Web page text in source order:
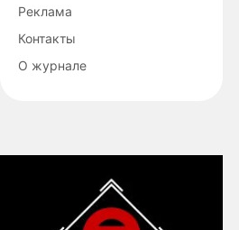
Реклама
Контакты
О журнале